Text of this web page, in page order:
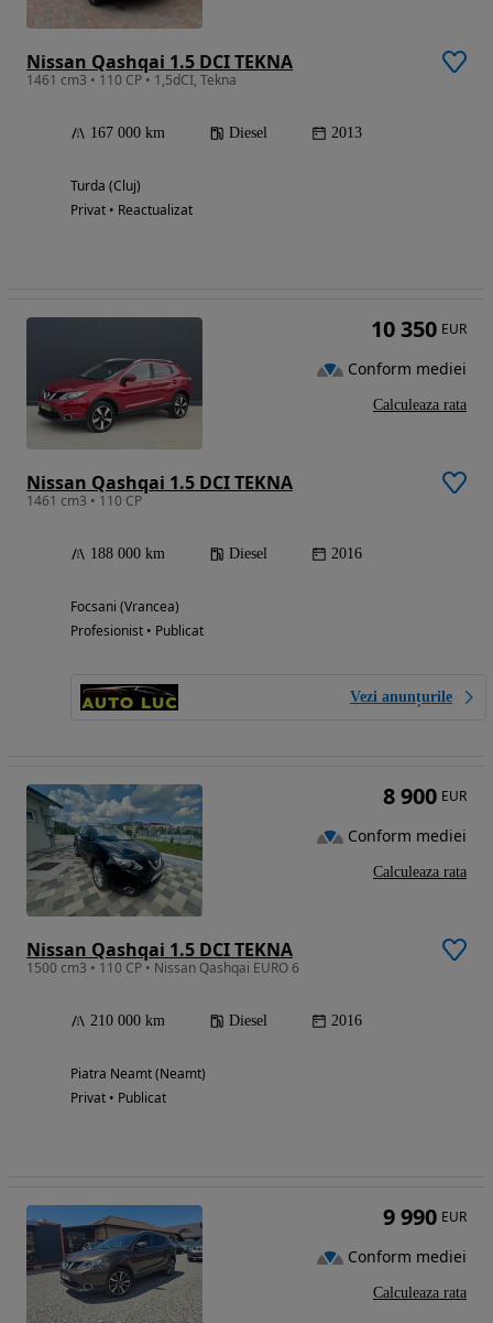
Nissan Qashqai 1.5 DCI TEKNA
1461 cm3 • 110 CP • 1,5dCI, Tekna
167 000 km Diesel 2013
Turda (Cluj)
Privat • Reactualizat
Nissan Qashqai 1.5 DCI TEKNA
1461 cm3 • 110 CP
188 000 km Diesel 2016
Focsani (Vrancea)
Profesionist • Publicat
Vezi anunțurile
10 350 EUR
Conform mediei
Calculeaza rata
Nissan Qashqai 1.5 DCI TEKNA
1500 cm3 • 110 CP • Nissan Qashqai EURO 6
210 000 km Diesel 2016
Piatra Neamt (Neamt)
Privat • Publicat
8 900 EUR
Conform mediei
Calculeaza rata
9 990 EUR
Conform mediei
Calculeaza rata